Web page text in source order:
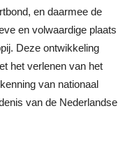
en daarmee de
en volwaardige plaats
Deze ontwikkeling
het verlenen van het
van nationaal
van de Nederlandse